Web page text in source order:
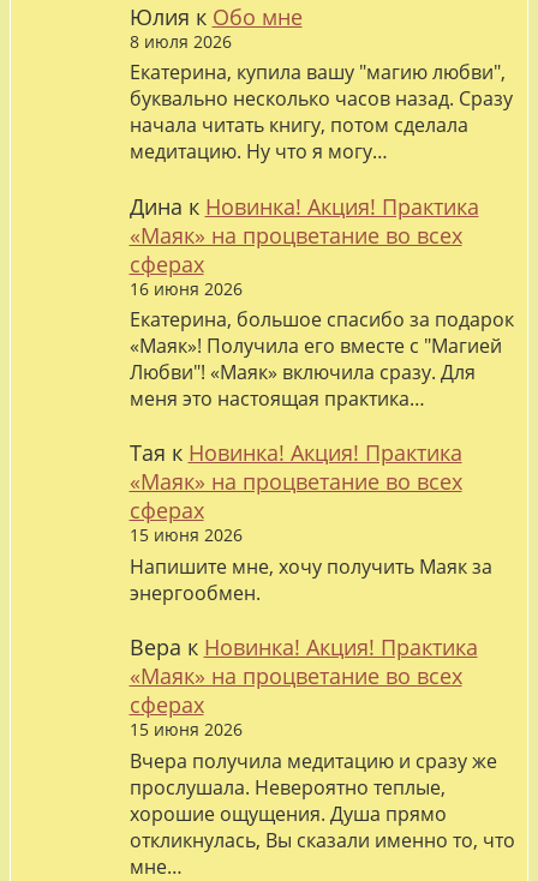
Юлия к Обо мне
8 июля 2026
Екатерина, купила вашу "магию любви",
буквально несколько часов назад. Сразу
начала читать книгу, потом сделала
медитацию. Ну что я могу…
Дина к Новинка! Акция! Практика
«Маяк» на процветание во всех
сферах
16 июня 2026
Екатерина, большое спасибо за подарок
«Маяк»! Получила его вместе с "Магией
Любви"! «Маяк» включила сразу. Для
меня это настоящая практика…
Тая к Новинка! Акция! Практика
«Маяк» на процветание во всех
сферах
15 июня 2026
Напишите мне, хочу получить Маяк за
энергообмен.
Вера к Новинка! Акция! Практика
«Маяк» на процветание во всех
сферах
15 июня 2026
Вчера получила медитацию и сразу же
прослушала. Невероятно теплые,
хорошие ощущения. Душа прямо
откликнулась, Вы сказали именно то, что
мне…